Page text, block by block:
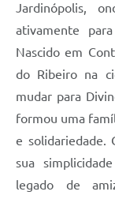
Jardinópolis,
ativamente
Nascido em
do Ribeiro na
mudar para
formou uma
e solidariedade.
sua
legado de